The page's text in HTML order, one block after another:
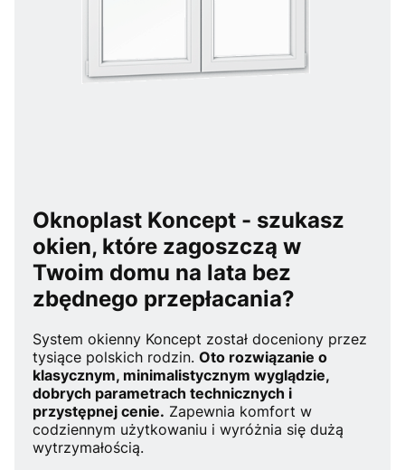
Oknoplast Koncept - szukasz
okien, które zagoszczą w
Twoim domu na lata bez
zbędnego przepłacania?
System okienny Koncept został doceniony przez
tysiące polskich rodzin. Oto rozwiązanie o
klasycznym, minimalistycznym wyglądzie,
dobrych parametrach technicznych i
przystępnej cenie. Zapewnia komfort w
codziennym użytkowaniu i wyróżnia się dużą
wytrzymałością.